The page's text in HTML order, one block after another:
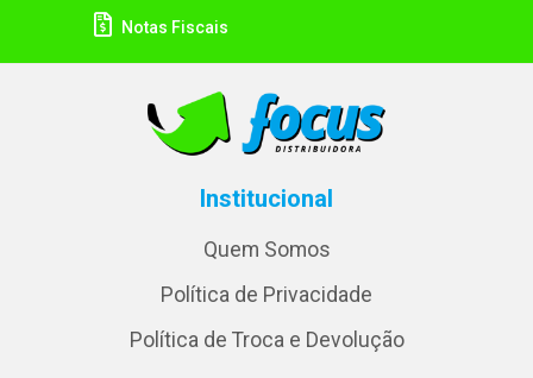
Notas Fiscais
Institucional
Quem Somos
Política de Privacidade
Política de Troca e Devolução